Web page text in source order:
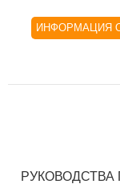
ИНФОРМАЦИЯ